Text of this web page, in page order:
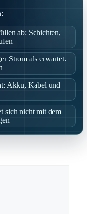
ab: Schichten,
Strom als erwartet:
Akku, Kabel und
sich nicht mit dem